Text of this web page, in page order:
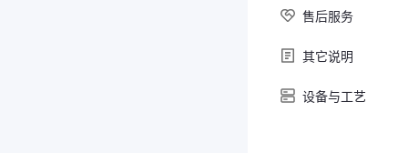
售后服务
其它说明
设备与工艺